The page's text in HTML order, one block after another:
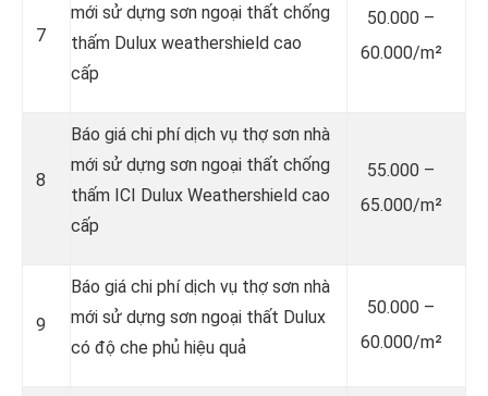
7
mới sử dựng sơn ngoại thất chống
thấm Dulux weathershield cao
cấp
50.000 –
60.000/m²
8
Báo giá chi phí dịch vụ thợ sơn nhà
mới sử dựng sơn ngoại thất chống
thấm ICI Dulux Weathershield cao
cấp
55.000 –
65.000/m²
9
Báo giá chi phí dịch vụ thợ sơn nhà
mới sử dựng sơn ngoại thất Dulux
có độ che phủ hiệu quả
50.000 –
60.000/m²